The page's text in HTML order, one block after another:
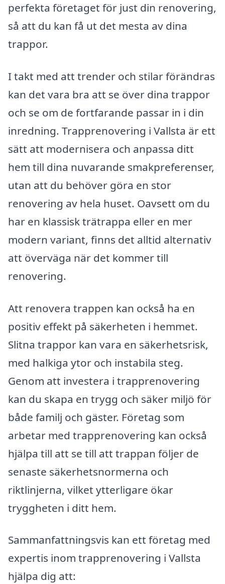
perfekta företaget för just din renovering,
så att du kan få ut det mesta av dina
trappor.
I takt med att trender och stilar förändras
kan det vara bra att se över dina trappor
och se om de fortfarande passar in i din
inredning. Trapprenovering i Vallsta är ett
sätt att modernisera och anpassa ditt
hem till dina nuvarande smakpreferenser,
utan att du behöver göra en stor
renovering av hela huset. Oavsett om du
har en klassisk trätrappa eller en mer
modern variant, finns det alltid alternativ
att överväga när det kommer till
renovering.
Att renovera trappen kan också ha en
positiv effekt på säkerheten i hemmet.
Slitna trappor kan vara en säkerhetsrisk,
med halkiga ytor och instabila steg.
Genom att investera i trapprenovering
kan du skapa en trygg och säker miljö för
både familj och gäster. Företag som
arbetar med trapprenovering kan också
hjälpa till att se till att trappan följer de
senaste säkerhetsnormerna och
riktlinjerna, vilket ytterligare ökar
tryggheten i ditt hem.
Sammanfattningsvis kan ett företag med
expertis inom trapprenovering i Vallsta
hjälpa dig att: